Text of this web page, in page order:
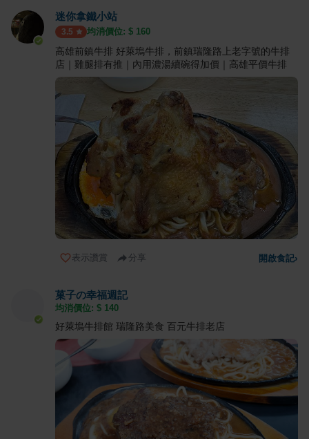
迷你拿鐵小站
3.5 均消價位: $ 160
高雄前鎮牛排 好萊塢牛排，前鎮瑞隆路上老字號的牛排
店｜雞腿排有推｜內用濃湯續碗得加價｜高雄平價牛排
表示讚賞 分享 開啟食記›
菓子の幸福週記
均消價位: $ 140
好萊塢牛排館 瑞隆路美食 百元牛排老店